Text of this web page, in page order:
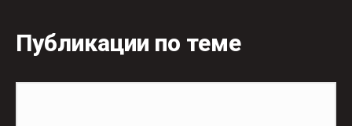
Публикации по теме